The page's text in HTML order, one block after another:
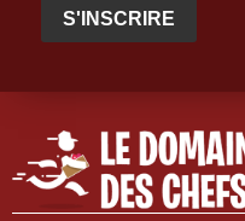
S'INSCRIRE